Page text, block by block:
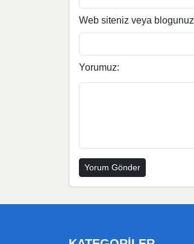
Web siteniz veya blogunuz
Yorumuz: